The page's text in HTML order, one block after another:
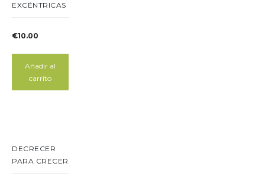
EXCÉNTRICAS
€10.00
Añadir al
carrito
DECRECER
PARA CRECER